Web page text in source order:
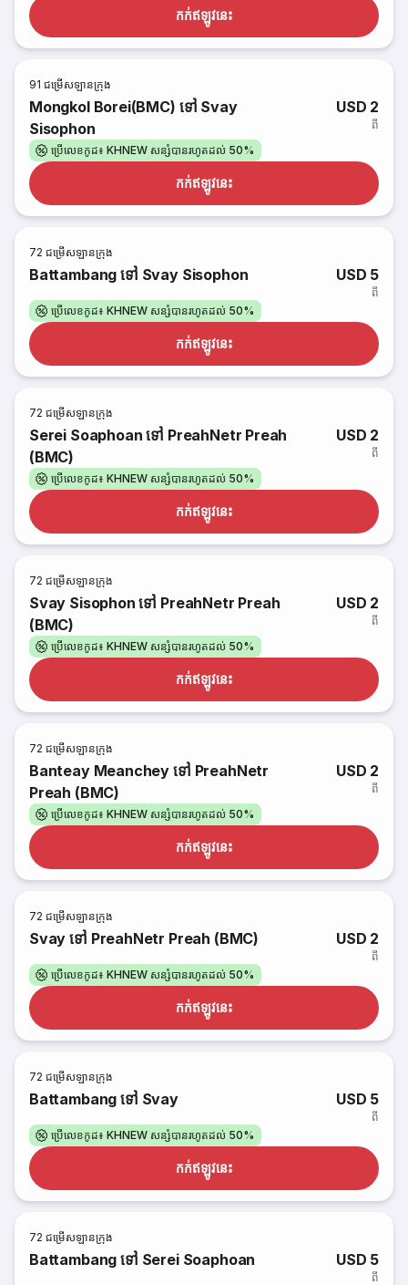
កក់​ឥឡូវនេះ
91 ជម្រើសឡានក្រុង
Mongkol Borei(BMC) ទៅ Svay
Sisophon
USD 2
ពី
ប្រើលេខកូដ៖ KHNEW សន្សំបានរហូតដល់ 50%
កក់​ឥឡូវនេះ
72 ជម្រើសឡានក្រុង
Battambang ទៅ Svay Sisophon USD 5
ពី
ប្រើលេខកូដ៖ KHNEW សន្សំបានរហូតដល់ 50%
កក់​ឥឡូវនេះ
72 ជម្រើសឡានក្រុង
Serei Soaphoan ទៅ PreahNetr Preah
(BMC)
USD 2
ពី
ប្រើលេខកូដ៖ KHNEW សន្សំបានរហូតដល់ 50%
កក់​ឥឡូវនេះ
72 ជម្រើសឡានក្រុង
Svay Sisophon ទៅ PreahNetr Preah
(BMC)
USD 2
ពី
ប្រើលេខកូដ៖ KHNEW សន្សំបានរហូតដល់ 50%
កក់​ឥឡូវនេះ
72 ជម្រើសឡានក្រុង
Banteay Meanchey ទៅ PreahNetr
Preah (BMC)
USD 2
ពី
ប្រើលេខកូដ៖ KHNEW សន្សំបានរហូតដល់ 50%
កក់​ឥឡូវនេះ
72 ជម្រើសឡានក្រុង
Svay ទៅ PreahNetr Preah (BMC) USD 2
ពី
ប្រើលេខកូដ៖ KHNEW សន្សំបានរហូតដល់ 50%
កក់​ឥឡូវនេះ
72 ជម្រើសឡានក្រុង
Battambang ទៅ Svay USD 5
ពី
ប្រើលេខកូដ៖ KHNEW សន្សំបានរហូតដល់ 50%
កក់​ឥឡូវនេះ
72 ជម្រើសឡានក្រុង
Battambang ទៅ Serei Soaphoan USD 5
ពី